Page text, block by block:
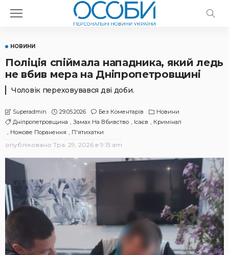
НОВИНИ
Поліція спіймала нападника, який ледь
не вбив мера на Дніпропетровщині
Чоловік переховувався дві доби.
Superadmin 29.05.2026 Без Коментарів
Новини
Дніпропетровщина
Замах На Вбивство Ісаєв
Кримінал
Ножове Поранення
П'ятихатки
опубліковано Тра. 29, 2026 в 9:15 am